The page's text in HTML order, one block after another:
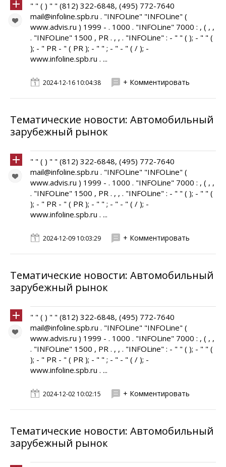
" " ( ) " " (812) 322-6848, (495) 772-7640
mail@infoline.spb.ru . "INFOLine" "INFOLine" (
www.advis.ru ) 1999 - . 1000 . "INFOLine" 7000 : , ( , ,
. "INFOLine" 1500 , PR . , , . "INFOLine" : - " " ( ); - " " (
); - " PR - " ( PR ); - " " ; - " - " ( / ); -
www.infoline.spb.ru . ...
2024-12-16 10:04:38 + Комментировать
Тематические новости: Автомобильный
зарубежный рынок
" " ( ) " " (812) 322-6848, (495) 772-7640
mail@infoline.spb.ru . "INFOLine" "INFOLine" (
www.advis.ru ) 1999 - . 1000 . "INFOLine" 7000 : , ( , ,
. "INFOLine" 1500 , PR . , , . "INFOLine" : - " " ( ); - " " (
); - " PR - " ( PR ); - " " ; - " - " ( / ); -
www.infoline.spb.ru . ...
2024-12-09 10:03:29 + Комментировать
Тематические новости: Автомобильный
зарубежный рынок
" " ( ) " " (812) 322-6848, (495) 772-7640
mail@infoline.spb.ru . "INFOLine" "INFOLine" (
www.advis.ru ) 1999 - . 1000 . "INFOLine" 7000 : , ( , ,
. "INFOLine" 1500 , PR . , , . "INFOLine" : - " " ( ); - " " (
); - " PR - " ( PR ); - " " ; - " - " ( / ); -
www.infoline.spb.ru . ...
2024-12-02 10:02:15 + Комментировать
Тематические новости: Автомобильный
зарубежный рынок